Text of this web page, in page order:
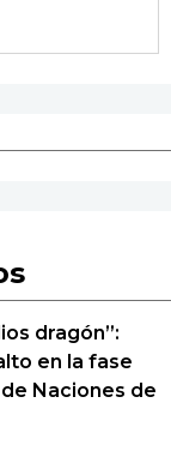
dragón”:
en la fase
Naciones de